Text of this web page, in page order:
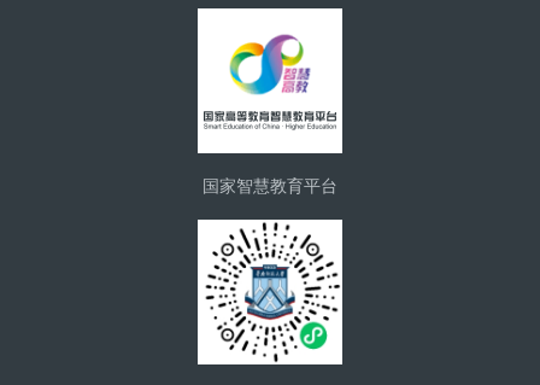
国家智慧教育平台